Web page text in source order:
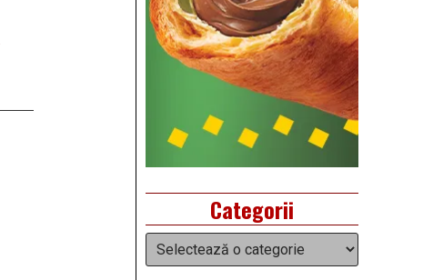
Categorii
Categorii